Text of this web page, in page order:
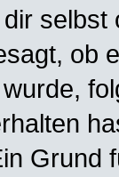
selbst
ob
Grund